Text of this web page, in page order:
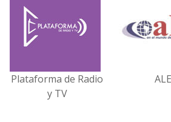
Plataforma de Radio
y TV